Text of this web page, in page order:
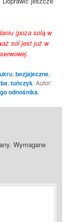
(poza solą w
sól jest już w
,bezjajeczne,
,tuńczyk. Autor:
odnośnika.
Wymagane